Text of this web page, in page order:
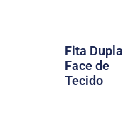
Fita Dupla
Face de
Tecido